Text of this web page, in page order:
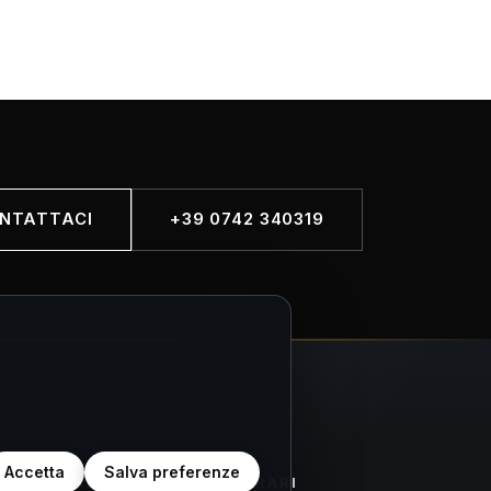
+39 0742 340319
ORARI ORARI
Accetta Salva preferenze